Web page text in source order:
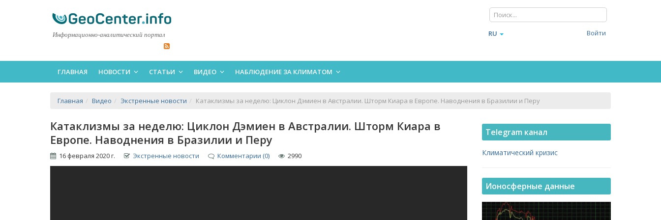
Информационно-аналитический портал RU Войти
ГЛАВНАЯ НОВОСТИ СТАТЬИ ВИДЕО НАБЛЮДЕНИЕ ЗА КЛИМАТОМ
Главная Видео Экстренные новости Катаклизмы за неделю: Циклон Дэмиен в Австралии. Шторм Киара в Европе. Наводнения в Бразилии и Перу
Катаклизмы за неделю: Циклон Дэмиен в Австралии. Шторм Киара в
Европе. Наводнения в Бразилии и Перу
16 февраля 2020 г. Экстренные новости Комментарии (0) 2990
Telegram канал
Климатический кризис
Ионосферные данные